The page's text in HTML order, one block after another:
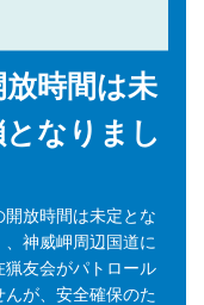
時間は未
なりまし
放時間は未定とな
神威岬周辺国道に
友会がパトロール
が、安全確保のた